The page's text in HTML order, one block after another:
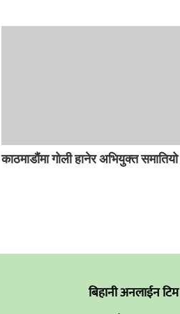
काठमाडौंमा गोली हानेर अभियुक्त समातियो
बिहानी अनलाईन टिम